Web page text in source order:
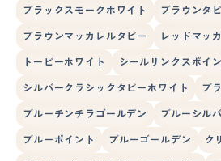
ブラックスモークホワイト ブラウンタ
ブラウンマッカレルタビー レッドマッ
トービーホワイト シールリンクスポイ
シルバークラシックタビーホワイト ブ
ブルーチンチラゴールデン ブルーシル
ブルーポイント ブルーゴールデン ク